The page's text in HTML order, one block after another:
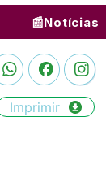
📰Notícias
Imprimir